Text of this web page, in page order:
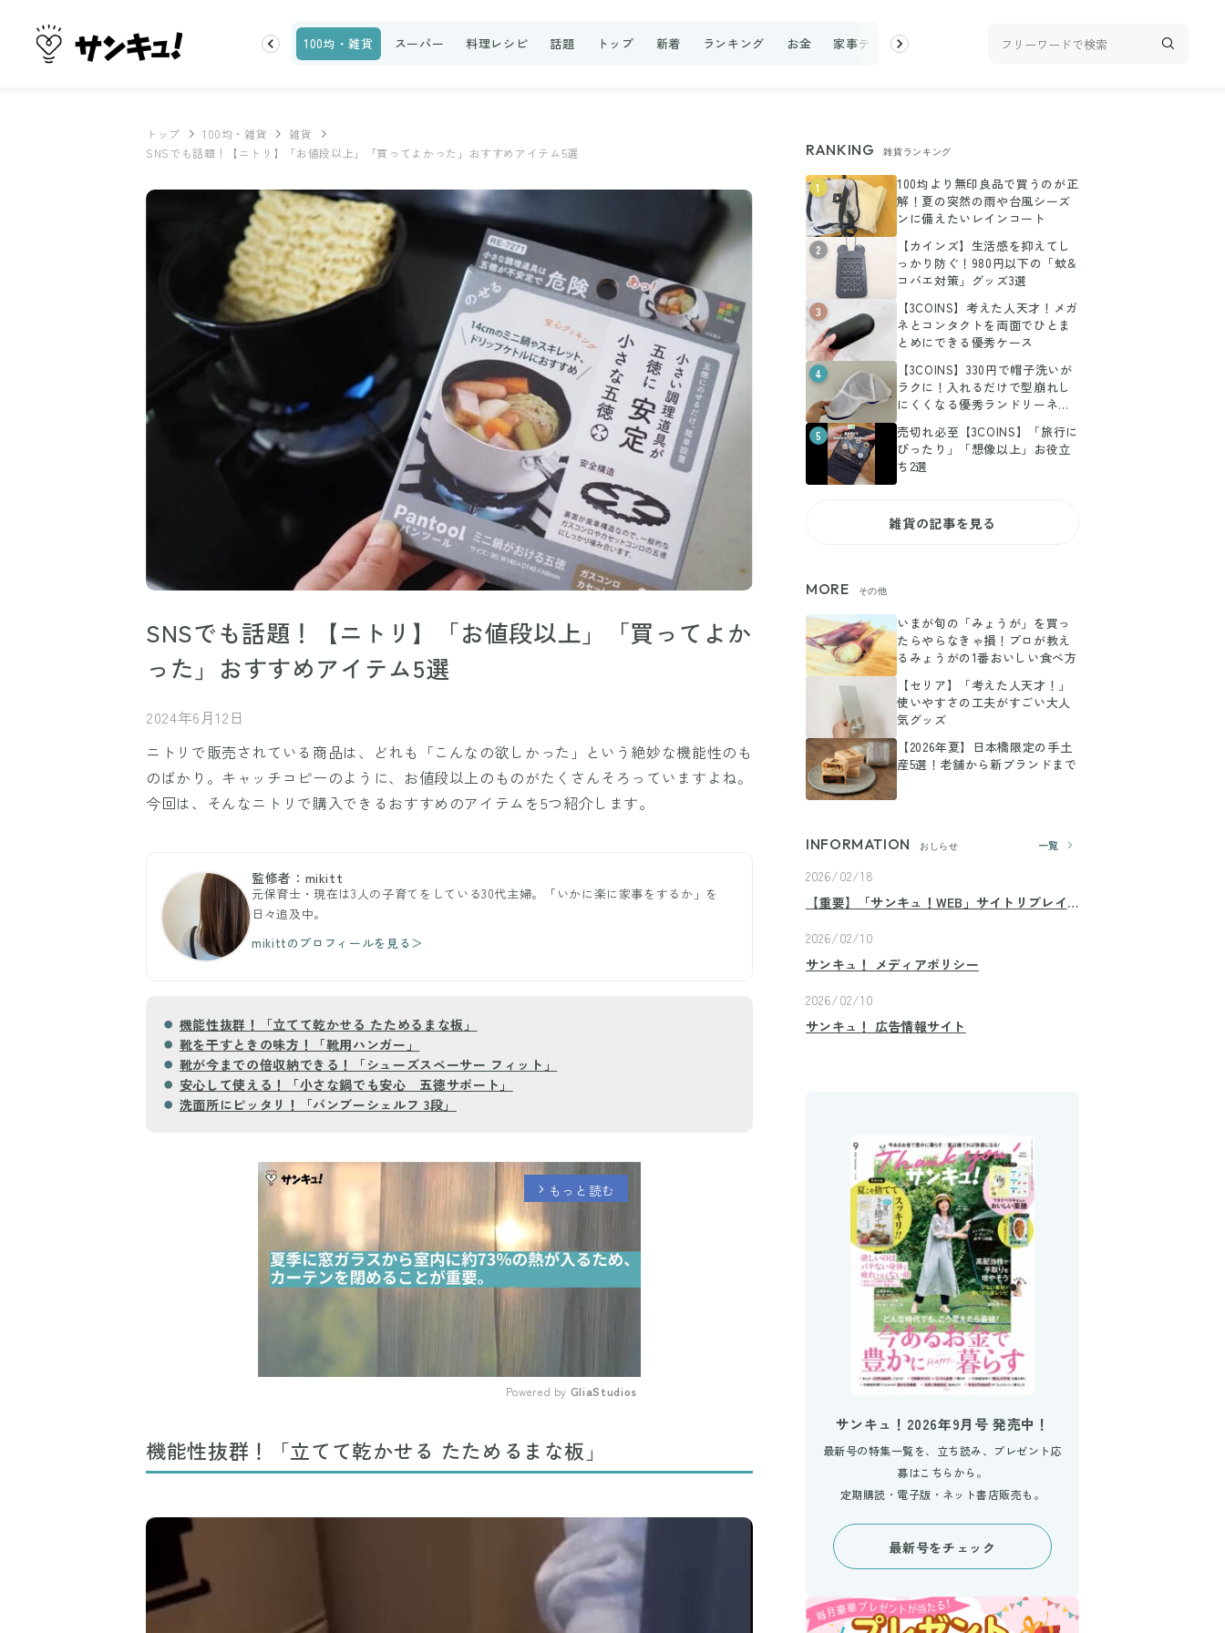
家事テク 収納・片付け ビューティ 100均・雑貨 スーパー 料理レシピ 話題 トップ 新着 ランキング お金 家事テク 収納・片付け ビューティ 100均・雑貨
トップ 100均・雑貨
雑貨
SNSでも話題！【ニトリ】「お値段以上」「買ってよかった」おすすめアイテム5選
SNSでも話題！【ニトリ】「お値段以上」「買ってよか
った」おすすめアイテム5選
2024年6月12日
ニトリで販売されている商品は、どれも「こんなの欲しかった」という絶妙な機能性のも
のばかり。キャッチコピーのように、お値段以上のものがたくさんそろっていますよね。
今回は、そんなニトリで購入できるおすすめのアイテムを5つ紹介します。
監修者：mikitt
元保育士・現在は3人の子育てをしている30代主婦。「いかに楽に家事をするか」を
日々追及中。
mikittのプロフィールを見る＞
機能性抜群！「立てて乾かせる たためるまな板」
靴を干すときの味方！「靴用ハンガー」
靴が今までの倍収納できる！「シューズスペーサー フィット」
安心して使える！「小さな鍋でも安心 五徳サポート」
洗面所にピッタリ！「バンブーシェルフ 3段」
arrow_forward_ios もっと読む
Mute
Powered by GliaStudios
機能性抜群！「立てて乾かせる たためるまな板」
RANKING 雑貨ランキング
1
100均より無印良品で買うのが正
解！夏の突然の雨や台風シーズ
ンに備えたいレインコート
2
【カインズ】生活感を抑えてし
っかり防ぐ！980円以下の「蚊&
コバエ対策」グッズ3選
3
【3COINS】考えた人天才！メガ
ネとコンタクトを両面でひとま
とめにできる優秀ケース
4
【3COINS】330円で帽子洗いが
ラクに！入れるだけで型崩れし
にくくなる優秀ランドリーネッ
5
売切れ必至【3COINS】「旅行に
ぴったり」「想像以上」お役立
ち2選
雑貨の記事を見る
MORE その他
いまが旬の「みょうが」を買っ
たらやらなきゃ損！プロが教え
るみょうがの1番おいしい食べ方
【セリア】「考えた人天才！」
使いやすさの工夫がすごい大人
気グッズ
【2026年夏】日本橋限定の手土
産5選！老舗から新ブランドまで
INFORMATION おしらせ 一覧
2026/02/18
【重要】「サンキュ！WEB」サイトリプレイ
2026/02/10
サンキュ！ メディアポリシー
2026/02/10
サンキュ！ 広告情報サイト
サンキュ！2026年9月号 発売中！
最新号の特集一覧を、立ち読み、プレゼント応
募はこちらから。
定期購読・電子版・ネット書店販売も。
最新号をチェック